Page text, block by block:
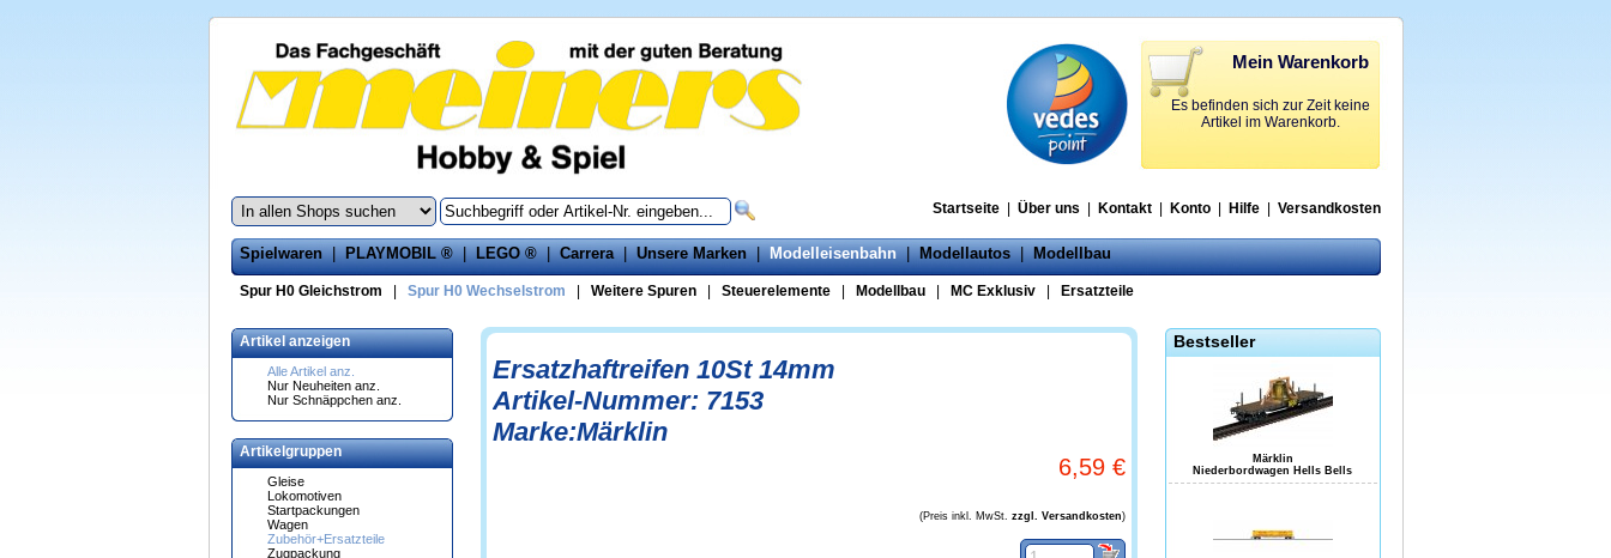
Mein Warenkorb
Es befinden sich zur Zeit keine
Artikel im Warenkorb.
Startseite| Über uns Kontakt| Konto| Hilfe| Versandkosten
Spielwaren|PLAYMOBIL ®|LEGO ®|Carrera|Unsere Marken|Modelleisenbahn|Modellautos|Modellbau
Spur H0 Gleichstrom Spur H0 Wechselstrom Weitere Spuren| Steuerelemente| Modellbau| MC Exklusiv| Ersatzteile
Artikel anzeigen
Alle Artikel anz.
Nur Neuheiten anz.
Nur Schnäppchen anz.
Artikelgruppen
Gleise
Lokomotiven
Startpackungen
Wagen
Zubehör+Ersatzteile
Zugpackung
Ersatzhaftreifen 10St 14mm
Artikel-Nummer: 7153
Marke:Märklin
6,59 €
(Preis inkl. MwSt. zzgl. Versandkosten)
Bestseller
Märklin
Niederbordwagen Hells Bells